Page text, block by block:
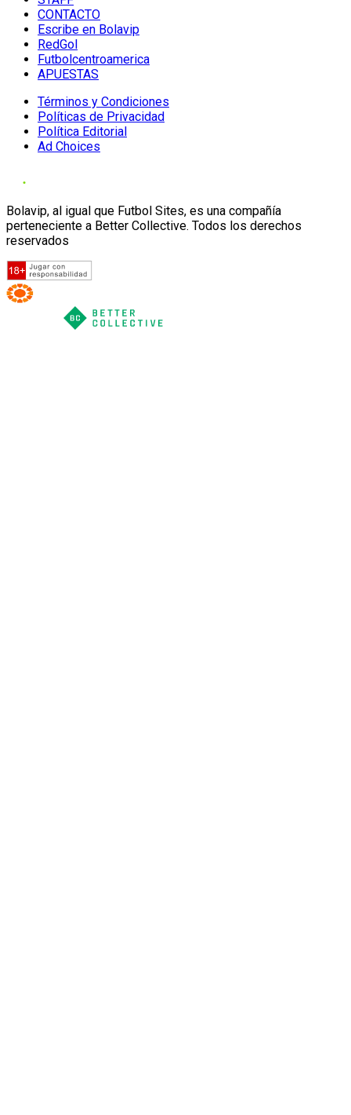
CONTACTO
Escribe en Bolavip
RedGol
Futbolcentroamerica
APUESTAS
Términos y Condiciones
Políticas de Privacidad
Política Editorial
Ad Choices
Bolavip, al igual que Futbol Sites, es una compañía
perteneciente a Better Collective. Todos los derechos
reservados